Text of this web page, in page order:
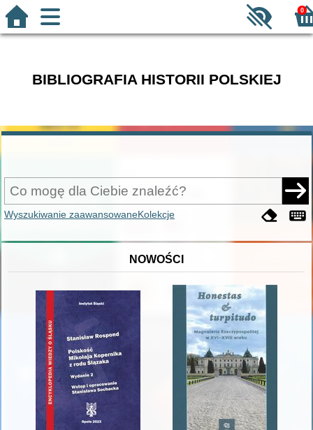
0
BIBLIOGRAFIA HISTORII POLSKIEJ
Wyszukiwanie zaawansowaneKolekcje
NOWOŚCI